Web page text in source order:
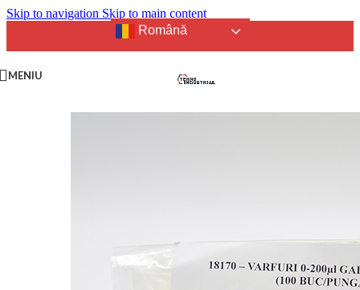
Skip to navigation Skip to main content
Română
MENIU